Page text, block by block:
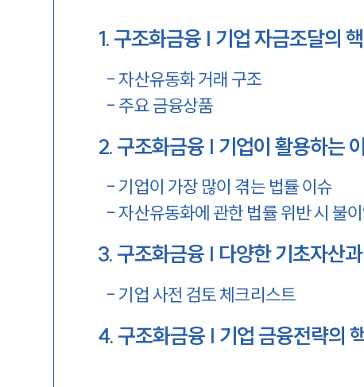
1. 구조화금융 | 기업 자금조달의
-자산유동화 거래 구조
- 주요 금융상품
2. 구조화금융 | 기업이 활용하는
- 기업이 가장 많이 겪는 법률 이슈
-자산유동화에 관한 법률 위반 시 불
3. 구조화금융 | 다양한 기초자산
- 기업 사전 검토 체크리스트
4. 구조화금융 | 기업 금융전략의